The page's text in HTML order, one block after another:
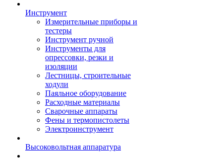
Инструмент
Измерительные приборы и
тестеры
Инструмент ручной
Инструменты для
опрессовки, резки и
изоляции
Лестницы, строительные
ходули
Паяльное оборудование
Расходные материалы
Сварочные аппараты
Фены и термопистолеты
Электроинструмент
Высоковольтная аппаратура